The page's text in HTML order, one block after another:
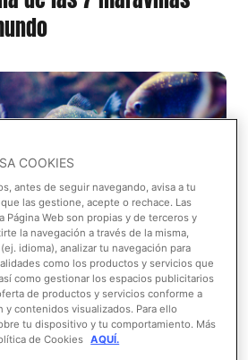
es una de las 7 maravillas
selva es 12 veces más grande
por nueve países. Alberga más
y muchas otras aún no
COOKIES
antes de seguir navegando, avisa a tu
las gestione, acepte o rechace. Las
Página Web son propias y de terceros y
la navegación a través de la misma,
idioma), analizar tu navegación para
como los productos y servicios que
como gestionar los espacios publicitarios
de productos y servicios conforme a
y contenidos visualizados. Para ello
tu dispositivo y tu comportamiento. Más
de Cookies AQUÍ.